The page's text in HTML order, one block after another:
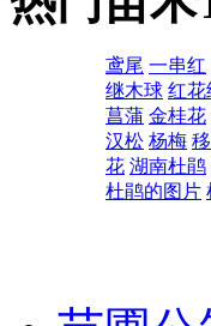
鸢尾 一串红
继木球 红花
菖蒲 金桂花
汉松 杨梅
花 湖南杜鹃
杜鹃的图片